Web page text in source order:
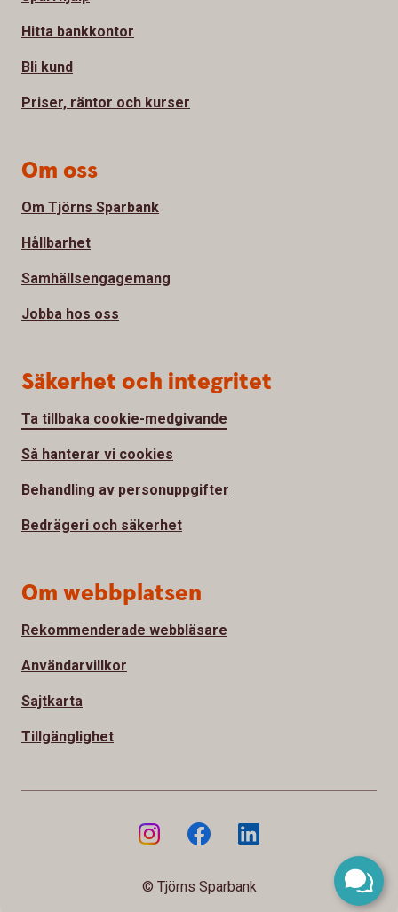
Hitta bankkontor
Bli kund
Priser, räntor och kurser
Om oss
Om Tjörns Sparbank
Hållbarhet
Samhällsengagemang
Jobba hos oss
Säkerhet och integritet
Ta tillbaka cookie-medgivande
Så hanterar vi cookies
Behandling av personuppgifter
Bedrägeri och säkerhet
Om webbplatsen
Rekommenderade webbläsare
Användarvillkor
Sajtkarta
Tillgänglighet
© Tjörns Sparbank